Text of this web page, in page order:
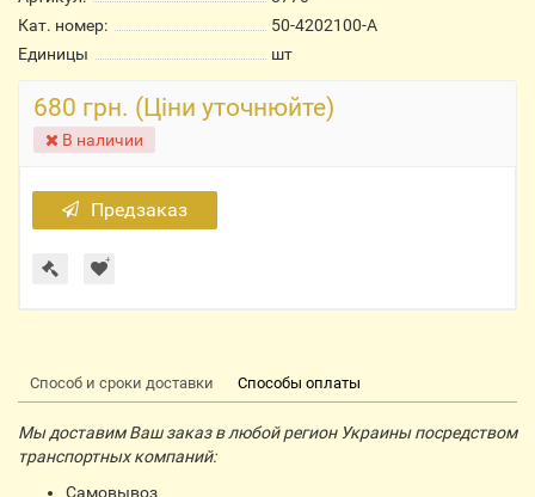
Кат. номер:
50-4202100-А
Единицы
шт
680 грн. (Ціни уточнюйте)
В наличии
Предзаказ
Способ и сроки доставки Способы оплаты
Мы доставим Ваш заказ в любой регион Украины посредством
транспортных компаний:
Самовывоз